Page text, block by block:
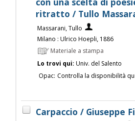
ritratto / Tullo
Massarani, Tullo
Milano : Ulrico Hoepli, 1886
Materiale a stampa
Lo trovi qui: Univ. del Salento
Opac: Controlla la disponibilità
Carpaccio / Giuseppe